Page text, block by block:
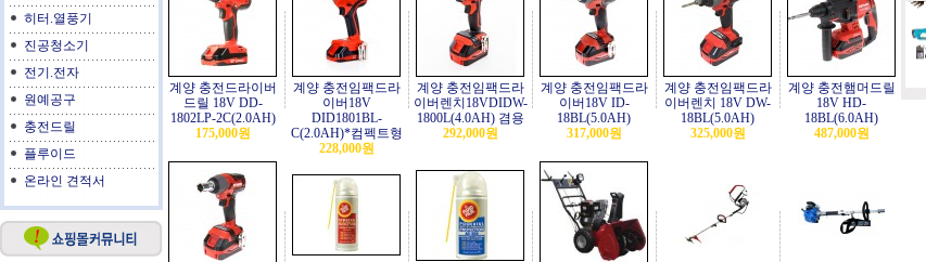
히터.열풍기
진공청소기
전기.전자
원예공구
충전드릴
플루이드
온라인 견적서
계양 충전드라이버
드릴 18V DD-
1802LP-2C(2.0AH)
175,000원
계양 충전임팩드라
이버18V
DID1801BL-
C(2.0AH)*컴펙트형
228,000원
계양 충전임팩드라
이버렌치18VDIDW-
1800L(4.0AH) 겸용
292,000원
계양 충전임팩드라
이버18V ID-
18BL(5.0AH)
317,000원
계양 충전임팩드라
이버렌치 18V DW-
18BL(5.0AH)
325,000원
계양 충전햄머드릴
18V HD-
18BL(6.0AH)
487,000원